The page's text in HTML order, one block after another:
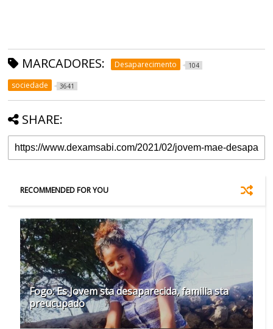
MARCADORES: Desaparecimento 104
sociedade 3641
SHARE:
RECOMMENDED FOR YOU
Fogo: Es Jovem sta desaparecida, familia sta
preucupado